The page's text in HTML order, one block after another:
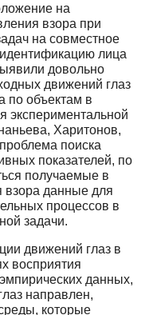
на
взора при
на совместное
лица
довольно
движений глаз
по объектам в
экспериментальной
Харитонов,
поиска
показателей, по
получаемые в
взора данные для
процессов в
задачи.
движений глаз в
восприятия
данных,
направлен,
которые